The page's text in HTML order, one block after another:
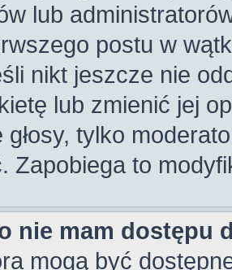
lub
postu w
nikt jeszcze nie
lub zmienić jej
głosy, tylko
Zapobiega to
nie mam dostępu
mogą być